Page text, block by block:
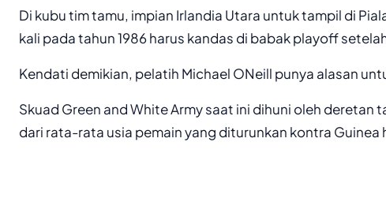
Di kubu tim tamu, impian Irlandia Utara untuk tampil di
kali pada tahun 1986 harus kandas di babak playoff
Kendati demikian, pelatih Michael ONeill punya alasan
Skuad Green and White Army saat ini dihuni oleh deretan
dari rata-rata usia pemain yang diturunkan kontra Guinea